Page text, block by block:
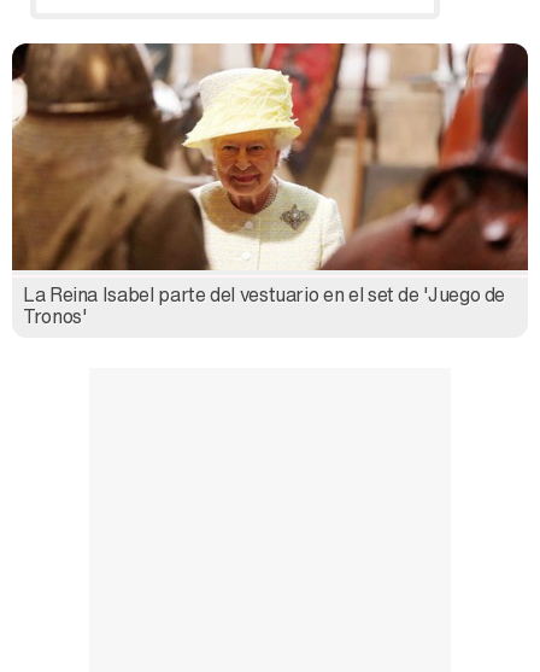
La Reina Isabel parte del vestuario en el set de 'Juego de
Tronos'